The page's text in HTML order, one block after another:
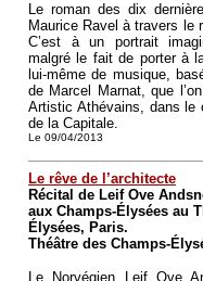
Le roman des dix
Maurice Ravel à travers le
C’est à un portrait
malgré le fait de porter à
lui-même de musique,
de Marcel Marnat, que
Artistic Athévains, dans le
de la Capitale.
Le 09/04/2013
Le rêve de l’architecte
Récital de Leif Ove
aux Champs-Élysées au
Élysées, Paris.
Théâtre des Champs-
Le Norvégien Leif Ove